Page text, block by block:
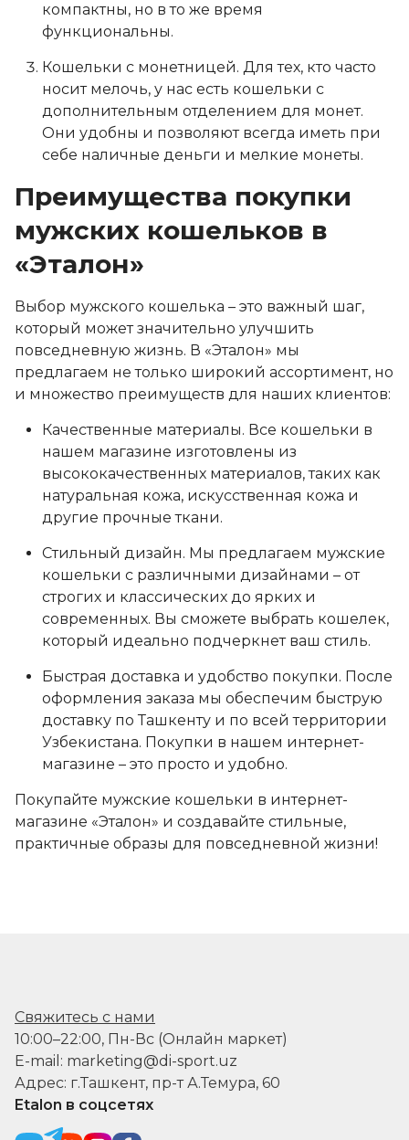
компактны, но в то же время
функциональны.
Кошельки с монетницей. Для тех, кто часто
носит мелочь, у нас есть кошельки с
дополнительным отделением для монет.
Они удобны и позволяют всегда иметь при
себе наличные деньги и мелкие монеты.
Преимущества покупки
мужских кошельков в
«Эталон»
Выбор мужского кошелька – это важный шаг,
который может значительно улучшить
повседневную жизнь. В «Эталон» мы
предлагаем не только широкий ассортимент, но
и множество преимуществ для наших клиентов:
Качественные материалы. Все кошельки в
нашем магазине изготовлены из
высококачественных материалов, таких как
натуральная кожа, искусственная кожа и
другие прочные ткани.
Стильный дизайн. Мы предлагаем мужские
кошельки с различными дизайнами – от
строгих и классических до ярких и
современных. Вы сможете выбрать кошелек,
который идеально подчеркнет ваш стиль.
Быстрая доставка и удобство покупки. После
оформления заказа мы обеспечим быструю
доставку по Ташкенту и по всей территории
Узбекистана. Покупки в нашем интернет-
магазине – это просто и удобно.
Покупайте мужские кошельки в интернет-
магазине «Эталон» и создавайте стильные,
практичные образы для повседневной жизни!
Свяжитесь с нами
10:00–22:00, Пн-Вс (Онлайн маркет)
E-mail: marketing@di-sport.uz
Адрес: г.Ташкент, пр-т А.Темура, 60
Etalon в соцсетях